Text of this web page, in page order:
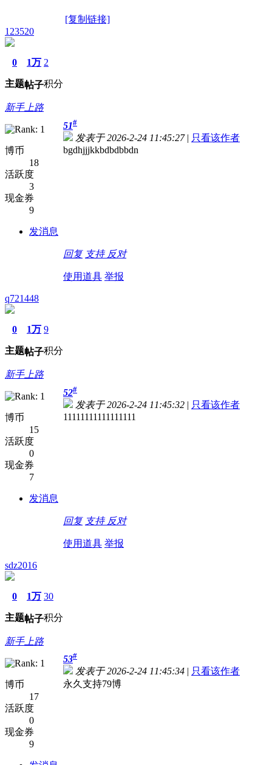
[复制链接]
123520
0
主题
1万
帖子
2
积分
新手上路
博币
18
活跃度
3
现金券
9
发消息
51#
发表于 2026-2-24 11:45:27 | 只看该作者
bgdhjjjkkbdbdbbdn
回复 支持 反对
使用道具 举报
q721448
0
主题
1万
帖子
9
积分
新手上路
博币
15
活跃度
0
现金券
7
发消息
52#
发表于 2026-2-24 11:45:32 | 只看该作者
11111111111111111
回复 支持 反对
使用道具 举报
sdz2016
0
主题
1万
帖子
30
积分
新手上路
博币
17
活跃度
0
现金券
9
53#
发表于 2026-2-24 11:45:34 | 只看该作者
永久支持79博